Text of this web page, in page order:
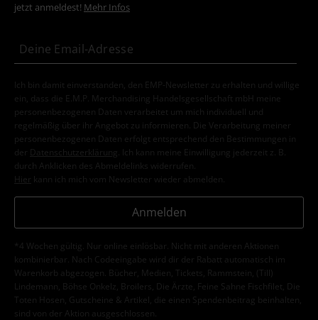
jetzt anmeldest! Mehr Infos
Ich bin damit einverstanden, den EMP-Newsletter zu erhalten und willige
ein, dass die E.M.P. Merchandising Handelsgesellschaft mbH meine
personenbezogenen Daten verarbeitet um mich individuell und
regelmäßig über ihr Angebot zu informieren. Die Verarbeitung meiner
personenbezogenen Daten erfolgt entsprechend den Bestimmungen in
der
Datenschutzerklärung
. Ich kann meine Einwilligung jederzeit z. B.
durch Anklicken des Abmeldelinks widerrufen.
Hier kann ich mich vom Newsletter wieder abmelden.
Anmelden
*4 Wochen gültig. Nur online einlösbar. Nicht mit anderen Aktionen
kombinierbar. Nach Codeeingabe wird dir der Rabatt automatisch im
Warenkorb abgezogen. Bücher, Medien, Tickets, Rammstein, (Till)
Lindemann, Böhse Onkelz, Broilers, Die Ärzte, Feine Sahne Fischfilet, Die
Toten Hosen, Gutscheine & Artikel, die einen Spendenbeitrag beinhalten,
sind von der Aktion ausgeschlossen.